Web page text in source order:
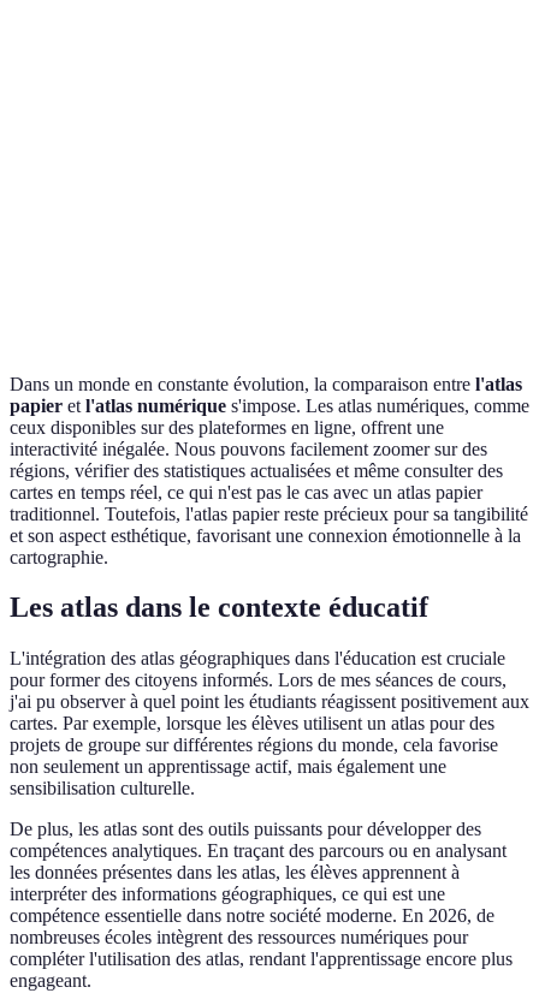
Dans un monde en constante évolution, la comparaison entre l'atlas
papier et l'atlas numérique s'impose. Les atlas numériques, comme
ceux disponibles sur des plateformes en ligne, offrent une
interactivité inégalée. Nous pouvons facilement zoomer sur des
régions, vérifier des statistiques actualisées et même consulter des
cartes en temps réel, ce qui n'est pas le cas avec un atlas papier
traditionnel. Toutefois, l'atlas papier reste précieux pour sa tangibilité
et son aspect esthétique, favorisant une connexion émotionnelle à la
cartographie.
Les atlas dans le contexte éducatif
L'intégration des atlas géographiques dans l'éducation est cruciale
pour former des citoyens informés. Lors de mes séances de cours,
j'ai pu observer à quel point les étudiants réagissent positivement aux
cartes. Par exemple, lorsque les élèves utilisent un atlas pour des
projets de groupe sur différentes régions du monde, cela favorise
non seulement un apprentissage actif, mais également une
sensibilisation culturelle.
De plus, les atlas sont des outils puissants pour développer des
compétences analytiques. En traçant des parcours ou en analysant
les données présentes dans les atlas, les élèves apprennent à
interpréter des informations géographiques, ce qui est une
compétence essentielle dans notre société moderne. En 2026, de
nombreuses écoles intègrent des ressources numériques pour
compléter l'utilisation des atlas, rendant l'apprentissage encore plus
engageant.